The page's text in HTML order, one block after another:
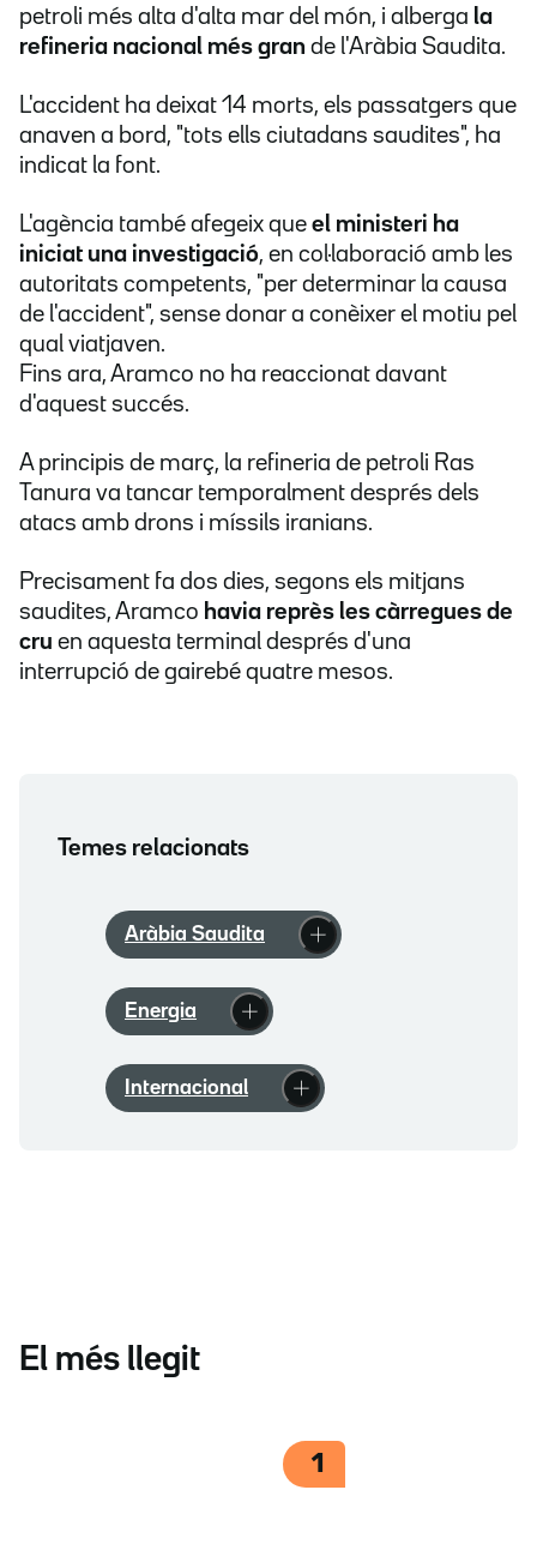
petroli més alta d'alta mar del món, i alberga la
refineria nacional més gran de l'Aràbia Saudita.
L'accident ha deixat 14 morts, els passatgers que
anaven a bord, "tots ells ciutadans saudites", ha
indicat la font.
L'agència també afegeix que el ministeri ha
iniciat una investigació, en col·laboració amb les
autoritats competents, "per determinar la causa
de l'accident", sense donar a conèixer el motiu pel
qual viatjaven.
Fins ara, Aramco no ha reaccionat davant
d'aquest succés.
A principis de març, la refineria de petroli Ras
Tanura va tancar temporalment després dels
atacs amb drons i míssils iranians.
Precisament fa dos dies, segons els mitjans
saudites, Aramco havia reprès les càrregues de
cru en aquesta terminal després d'una
interrupció de gairebé quatre mesos.
Temes relacionats
Aràbia Saudita
Energia
Internacional
El més llegit
1